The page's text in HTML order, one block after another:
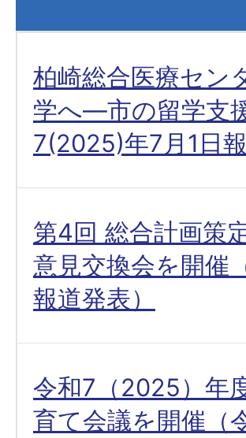
柏崎総合医療セン
学へ―市の留学支
7(2025)年7月1日報
第4回 総合計画策
意見交換会を開催
報道発表）
令和7（2025）年
育て会議を開催（